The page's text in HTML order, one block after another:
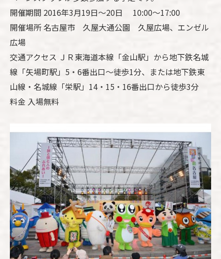
開催期間 2016年3月19日～20日 10:00～17:00
開催場所 名古屋市 久屋大通公園 久屋広場、エンゼル
広場
交通アクセス ＪＲ東海道本線「金山駅」から地下鉄名城
線「矢場町駅」5・6番出口～徒歩1分、または地下鉄東
山線・名城線「栄駅」14・15・16番出口から徒歩3分
料金 入場無料